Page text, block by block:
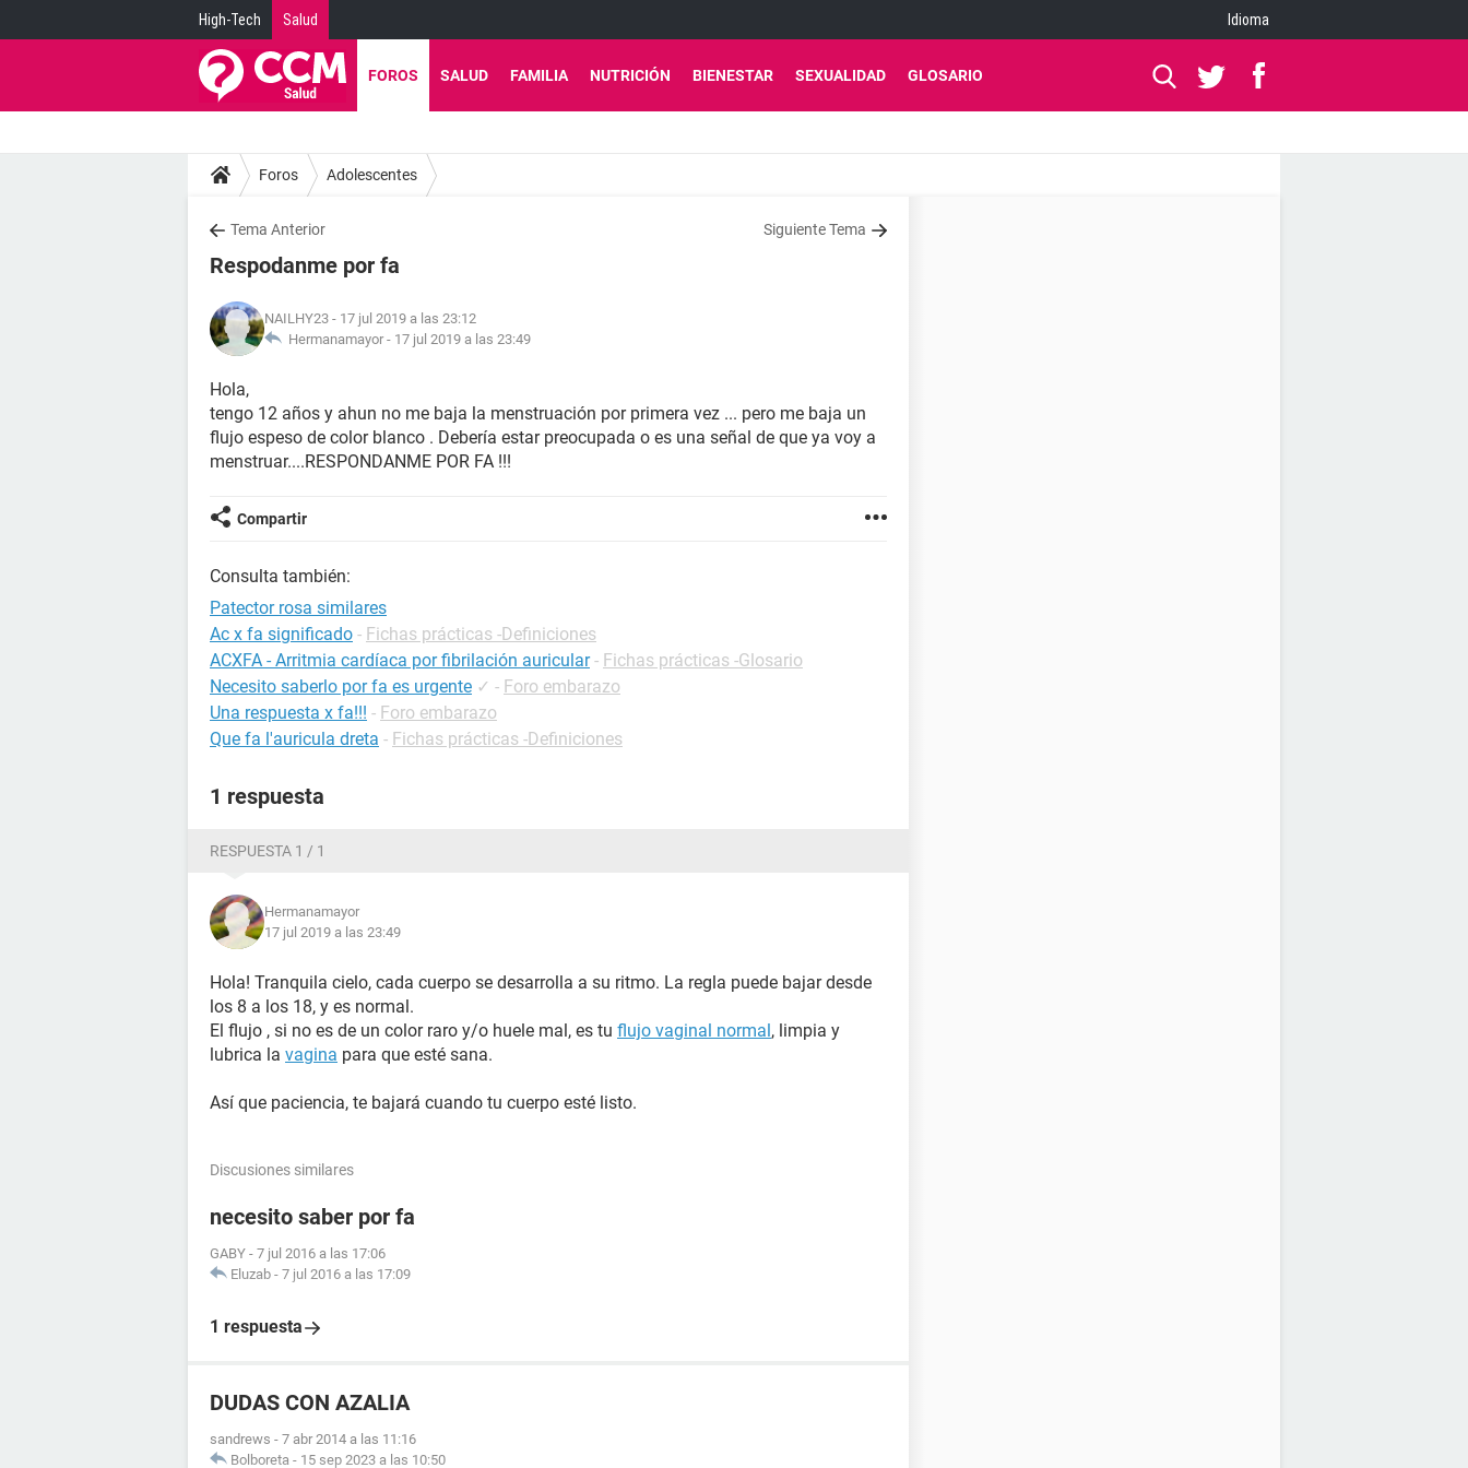
High-Tech Salud Idioma
FOROS SALUD FAMILIA NUTRICIÓN BIENESTAR SEXUALIDAD GLOSARIO
Foros Adolescentes
Tema Anterior Siguiente Tema
Respodanme por fa
NAILHY23 - 17 jul 2019 a las 23:12
Hermanamayor - 17 jul 2019 a las 23:49
Hola,
tengo 12 años y ahun no me baja la menstruación por primera vez ... pero me baja un
flujo espeso de color blanco . Debería estar preocupada o es una señal de que ya voy a
menstruar....RESPONDANME POR FA !!!
Compartir
Consulta también:
Patector rosa similares
Ac x fa significado - Fichas prácticas -Definiciones
ACXFA - Arritmia cardíaca por fibrilación auricular - Fichas prácticas -Glosario
Necesito saberlo por fa es urgente ✓ - Foro embarazo
Una respuesta x fa!!! - Foro embarazo
Que fa l'auricula dreta - Fichas prácticas -Definiciones
1 respuesta
RESPUESTA 1 / 1
Hermanamayor
17 jul 2019 a las 23:49
Hola! Tranquila cielo, cada cuerpo se desarrolla a su ritmo. La regla puede bajar desde
los 8 a los 18, y es normal.
El flujo , si no es de un color raro y/o huele mal, es tu flujo vaginal normal, limpia y
lubrica la vagina para que esté sana.
Así que paciencia, te bajará cuando tu cuerpo esté listo.
Discusiones similares
necesito saber por fa
GABY - 7 jul 2016 a las 17:06
Eluzab - 7 jul 2016 a las 17:09
1 respuesta
DUDAS CON AZALIA
sandrews - 7 abr 2014 a las 11:16
Bolboreta - 15 sep 2023 a las 10:50